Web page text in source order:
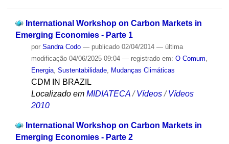
International Workshop on Carbon Markets in
Emerging Economies - Parte 1
por Sandra Codo — publicado02/04/2014 — última
modificação04/06/2025 09:04 — registrado em: O Comum
Energia, Sustentabilidade, Mudanças Climáticas
CDM IN BRAZIL
Localizado em MIDIATECA /Vídeos /Vídeos
2010
International Workshop on Carbon Markets in
Emerging Economies - Parte 2